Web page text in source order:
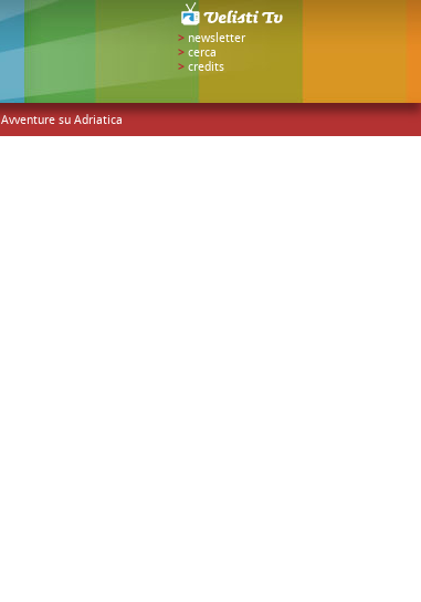
Avventure su Adriatica
> newsletter
> cerca
> credits